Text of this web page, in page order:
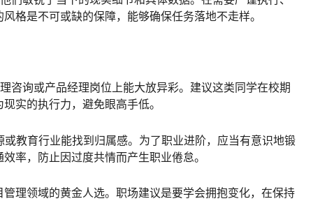
格是不可或缺的保障，能够确保任务落地不走样。
咨询或产品经理岗位上能大放异彩。建议这类同学在校期
实的执行力，避免眼高手低。
教育行业能找到归属感。为了职业进阶，应当有意识地锻
率，防止因过度共情而产生职业倦怠。
理领域的黄金人选。职场建议是要学会拥抱变化，在保持